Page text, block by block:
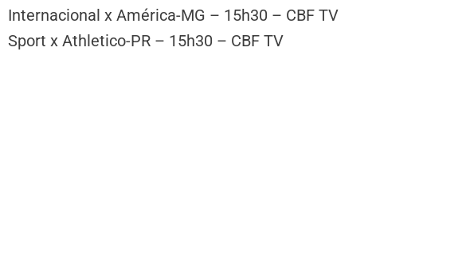
Internacional x América-MG – 15h30 – CBF TV
Sport x Athletico-PR – 15h30 – CBF TV